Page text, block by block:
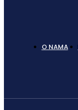
O NAMA